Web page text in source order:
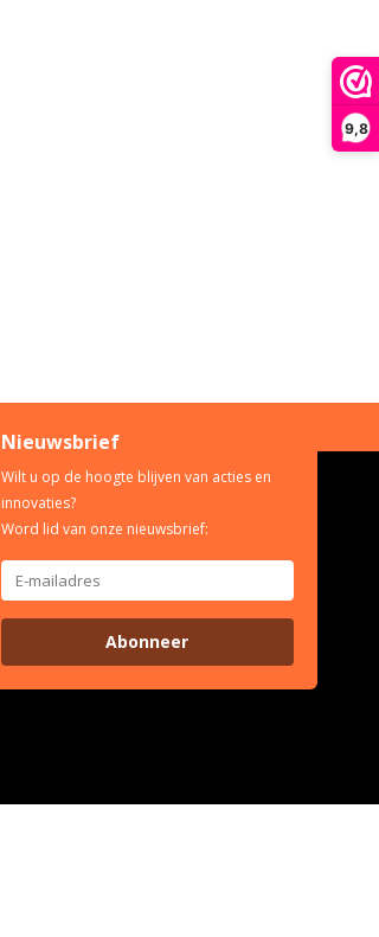
9,8
Nieuwsbrief
Wilt u op de hoogte blijven van acties en
innovaties?
Word lid van onze nieuwsbrief:
Abonneer